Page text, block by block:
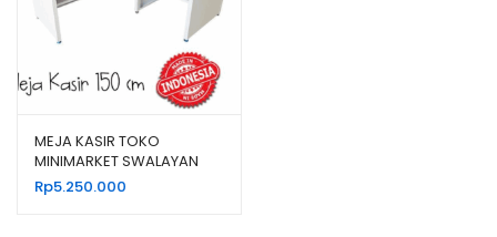
MEJA KASIR TOKO
MINIMARKET SWALAYAN
BAHAN BESI TIPE MK-05
Rp5.250.000